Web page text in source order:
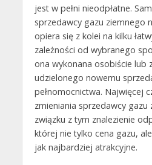
jest w pełni nieodpłatne.
sprzedawcy gazu ziemnego
opiera się z kolei na kilku
zależności od wybranego
ona wykonana osobiście lub
udzielonego nowemu
pełnomocnictwa. Najwięcej
zmieniania sprzedawcy
związku z tym znalezienie
której nie tylko cena gazu,
jak najbardziej atrakcyjne.